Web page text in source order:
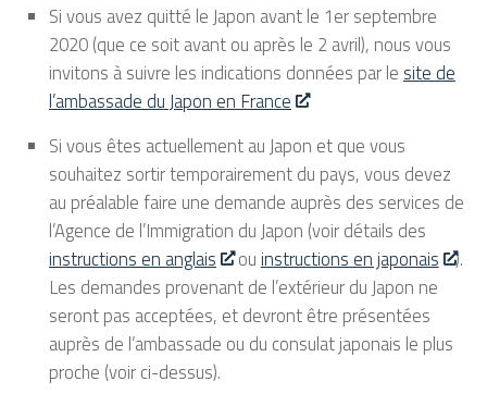
Si vous avez quitté le Japon avant le 1er septembre
2020 (que ce soit avant ou après le 2 avril), nous vous
invitons à suivre les indications données par le site de
l’ambassade du Japon en France
Si vous êtes actuellement au Japon et que vous
souhaitez sortir temporairement du pays, vous devez
au préalable faire une demande auprès des services de
l’Agence de l’Immigration du Japon (voir détails des
instructions en anglais
ou instructions en japonais
).
Les demandes provenant de l’extérieur du Japon ne
seront pas acceptées, et devront être présentées
auprès de l’ambassade ou du consulat japonais le plus
proche (voir ci-dessus).